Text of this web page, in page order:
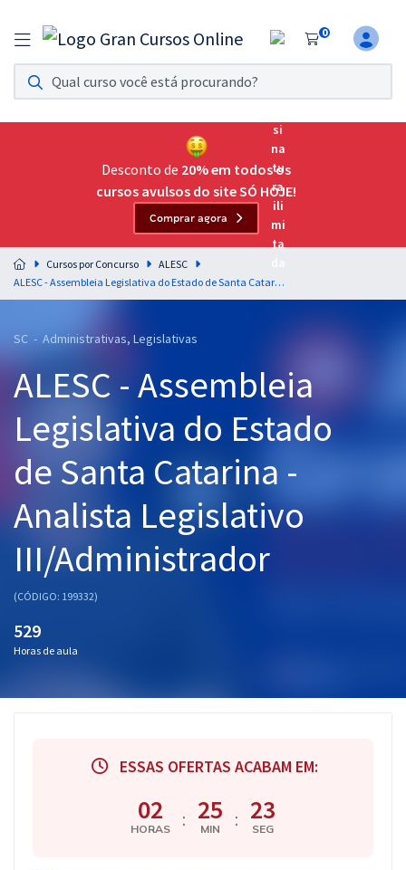
0
Assinatura Ilimitada 11
Acesso a todos os cursos. Teste grátis por 7 dias!
Assinatura OAB Até Passar
Acesso ilimitado a toda preparação para o Exame da
Residências Multiprofissionais
Preparação completa e intensiva para as principais
residências em saúde do Brasil
Cursos 20% OFF
Pós
Graduação
OAB
Mentorias
Questões grátis
Conteúdo gratuito
Aprovados
Desconto de 20% em todos os
cursos avulsos do site SÓ HOJE!
Comprar agora
Cursos por Concurso
ALESC
ALESC - Assembleia Legislativa do Estado de Santa Catarina - Analista Legislativo III/Administrador
SC - Administrativas, Legislativas
ALESC - Assembleia
Legislativa do Estado
de Santa Catarina -
Analista Legislativo
III/Administrador
(CÓDIGO: 199332)
529
Horas de aula
ESSAS OFERTAS ACABAM EM:
02
HORAS : 25
MIN : 22
SEG